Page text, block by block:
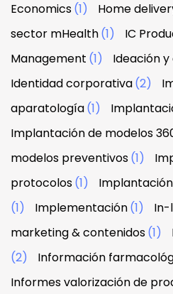
Economics(1) Home
sector mHealth(1) IC
Management (1) Ideación
Identidad corporativa(2)
aparatología(1)
Implantación de modelos
modelos preventivos(1)
protocolos(1)
(1)
Implementación(1) In-
marketing & contenidos(1)
(2)
Información
Informes valorización de